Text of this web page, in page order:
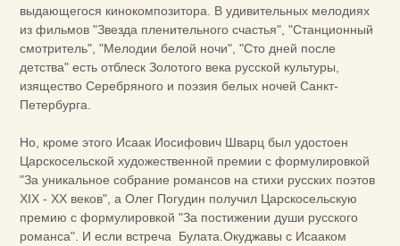
выдающегося кинокомпозитора. В удивительных мелодиях
из фильмов "Звезда пленительного счастья", "Станционный
смотритель", "Мелодии белой ночи", "Сто дней после
детства" есть отблеск Золотого века русской культуры,
изящество Серебряного и поэзия белых ночей Санкт-
Петербурга.
Но, кроме этого Исаак Иосифович Шварц был удостоен
Царскосельской художественной премии с формулировкой
"За уникальное собрание романсов на стихи русских поэтов
XIX - XX веков", а Олег Погудин получил Царскосельскую
премию с формулировкой "За постижении души русского
романса". И если встреча Булата.Окуджавы с Исааком